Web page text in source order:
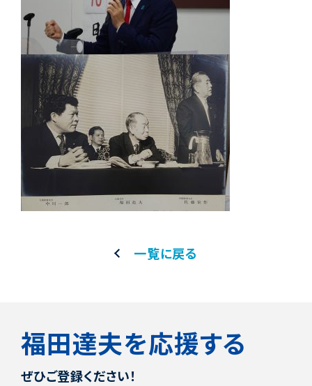
一覧に戻る
福田達夫を応援する
ぜひご登録ください！